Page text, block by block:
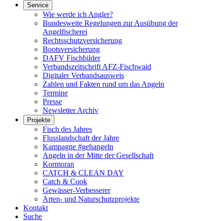
Service
Wie werde ich Angler?
Bundesweite Regelungen zur Ausübung der
Angelfischerei
Rechtsschutzversicherung
Bootsversicherung
DAFV Fischbilder
Verbandszeitschrift AFZ-Fischwaid
Digitaler Verbandsausweis
Zahlen und Fakten rund um das Angeln
Termine
Presse
Newsletter Archiv
Projekte
Fisch des Jahres
Flusslandschaft der Jahre
Kampagne #gehangeln
Angeln in der Mitte der Gesellschaft
Kormoran
CATCH & CLEAN DAY
Catch & Cook
Gewässer-Verbesserer
Arten- und Naturschutzprojekte
Kontakt
Suche